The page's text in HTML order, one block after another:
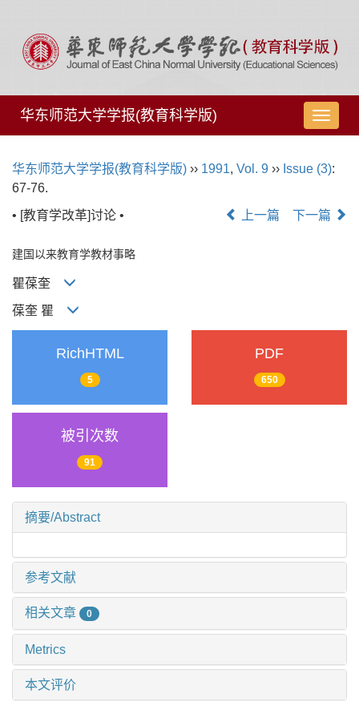
导
航
换
华东师范大学学报(教育科学版)
华东师范大学学报(教育科学版) ›› 1991, Vol. 9 ›› Issue (3):
67-76.
• [教育学改革]讨论 •
上一篇 下一篇
建国以来教育学教材事略
瞿葆奎
葆奎 瞿
RichHTML
5
PDF
650
被引次数
91
摘要/Abstract
参考文献
相关文章 0
Metrics
本文评价